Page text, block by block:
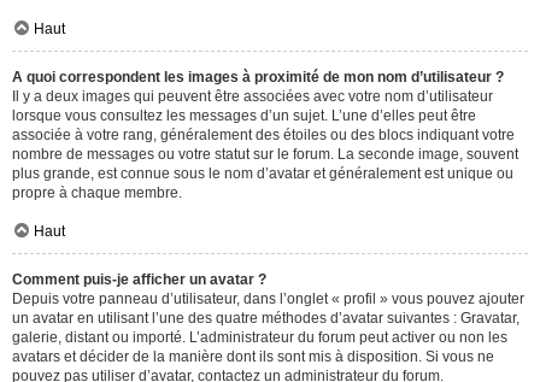
Haut
A quoi correspondent les images à proximité de mon nom d’utilisateur ?
Il y a deux images qui peuvent être associées avec votre nom d’utilisateur
lorsque vous consultez les messages d’un sujet. L’une d’elles peut être
associée à votre rang, généralement des étoiles ou des blocs indiquant votre
nombre de messages ou votre statut sur le forum. La seconde image, souvent
plus grande, est connue sous le nom d’avatar et généralement est unique ou
propre à chaque membre.
Haut
Comment puis-je afficher un avatar ?
Depuis votre panneau d’utilisateur, dans l’onglet « profil » vous pouvez ajouter
un avatar en utilisant l’une des quatre méthodes d’avatar suivantes : Gravatar,
galerie, distant ou importé. L’administrateur du forum peut activer ou non les
avatars et décider de la manière dont ils sont mis à disposition. Si vous ne
pouvez pas utiliser d’avatar, contactez un administrateur du forum.